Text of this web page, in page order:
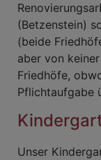
(Betzenstein)
(beide
aber von
Friedhöfe,
Pflichtaufgabe
Unser